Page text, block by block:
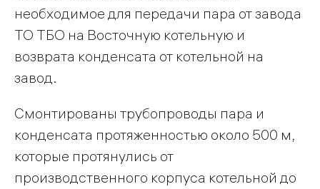
необходимое для передачи пара от завода
ТО ТБО на Восточную котельную и
возврата конденсата от котельной на
завод.
Смонтированы трубопроводы пара и
конденсата протяженностью около 500 м,
которые протянулись от
производственного корпуса котельной до